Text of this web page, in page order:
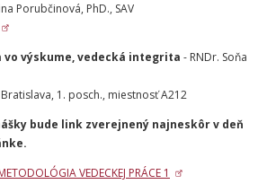
Porubčinová, PhD., SAV
vo výskume, vedecká integrita - RNDr. Soňa
1. posch., miestnosť A212
bude link zverejnený najneskôr v deň
VEDECKEJ PRÁCE 1